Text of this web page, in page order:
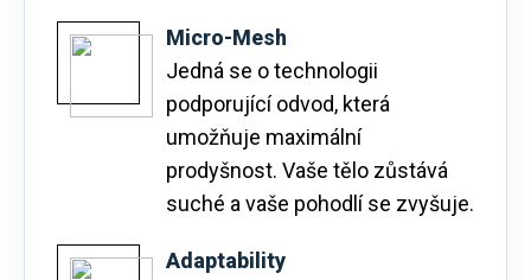
Micro-Mesh
Jedná se o technologii
podporující odvod, která
umožňuje maximální
prodyšnost. Vaše tělo zůstává
suché a vaše pohodlí se zvyšuje.
Adaptability